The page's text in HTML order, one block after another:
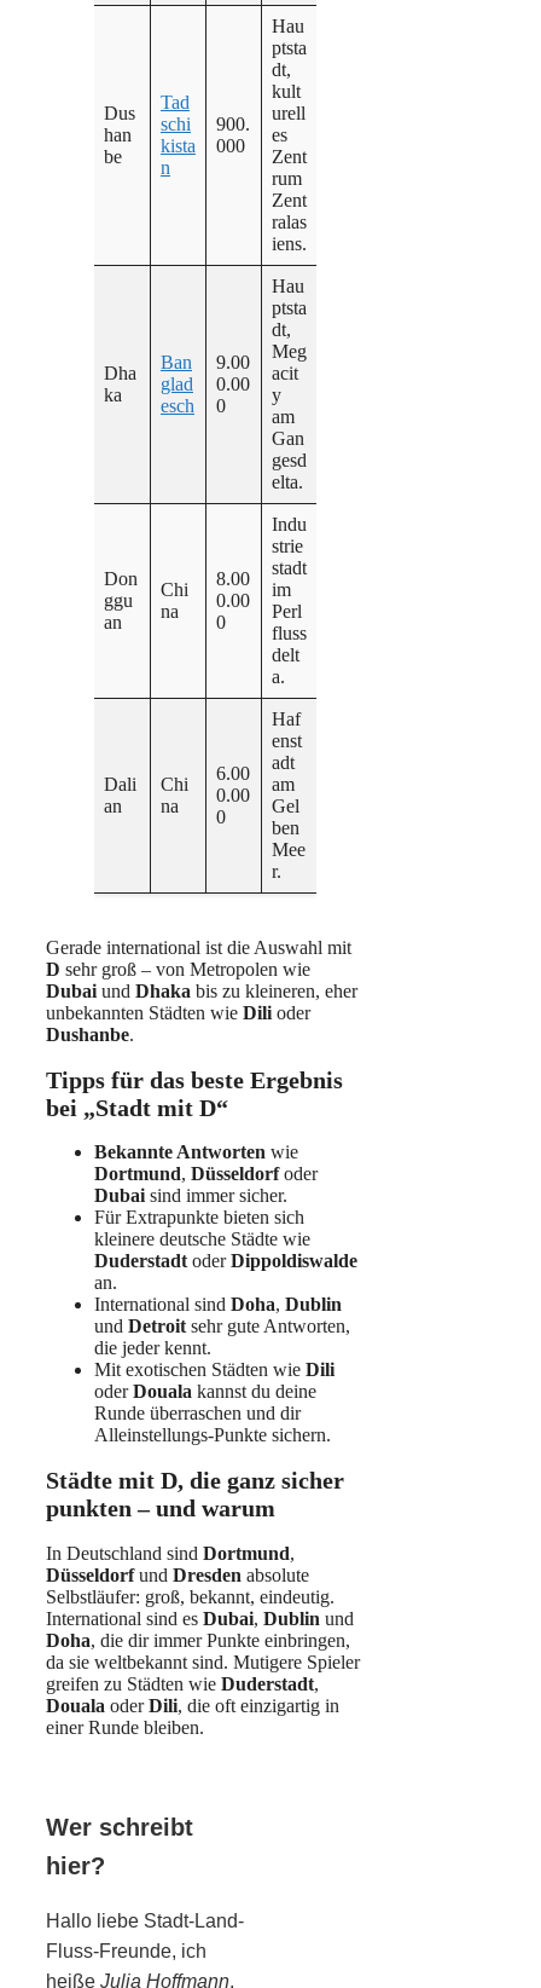
Dus
han
be
Tad
schi
kista
n
900.
000
Hau
ptsta
dt,
kult
urell
es
Zent
rum
Zent
ralas
iens.
Dha
ka
Ban
glad
esch
9.00
0.00
0
Hau
ptsta
dt,
Meg
acit
y
am
Gan
gesd
elta.
Don
ggu
an
Chi
na
8.00
0.00
0
Indu
strie
stadt
im
Perl
fluss
delt
a.
Dali
an
Chi
na
6.00
0.00
0
Haf
enst
adt
am
Gel
ben
Mee
r.
Gerade international ist die Auswahl mit
D sehr groß – von Metropolen wie
Dubai und Dhaka bis zu kleineren, eher
unbekannten Städten wie Dili oder
Dushanbe.
Tipps für das beste Ergebnis
bei „Stadt mit D“
Bekannte Antworten wie
Dortmund, Düsseldorfoder
Dubai sind immer sicher.
Für Extrapunkte bieten sich
kleinere deutsche Städte wie
Duderstadt oderDippoldiswalde
an.
International sind Doha, Dublin
und Detroit sehr gute Antworten,
die jeder kennt.
Mit exotischen Städten wie Dili
oderDouala kannst du deine
Runde überraschen und dir
Alleinstellungs-Punkte sichern.
Städte mit D, die ganz sicher
punkten – und warum
In Deutschland sind Dortmund,
Düsseldorfund Dresden absolute
Selbstläufer: groß, bekannt, eindeutig.
International sind es Dubai, Dublin und
Doha, die dir immer Punkte einbringen,
da sie weltbekannt sind. Mutigere Spieler
greifen zu Städten wie Duderstadt,
Douala oderDili, die oft einzigartig in
einer Runde bleiben.
Wer schreibt
hier?
Hallo liebe Stadt-Land-
Fluss-Freunde, ich
heiße Julia Hoffmann,